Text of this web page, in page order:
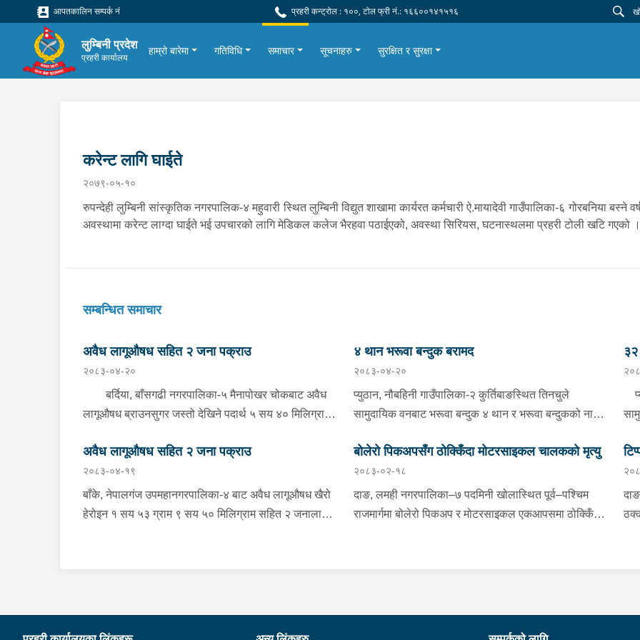
आपतकालिन सम्पर्क नं प्रहरी कन्ट्रोल : १००, टोल फ्री नं.: १६६००१४१५१६
लुम्बिनी प्रदेश
प्रहरी कार्यालय
हाम्रो बारेमा गतिविधि समाचार सूचनाहरु सुरक्षित र सुरक्षा
करेन्ट लागि घाईते
२०७९-०५-१०
रुपन्देही लुम्बिनी सांस्कृतिक नगरपालिक-४ महुवारी स्थित लुम्बिनी विद्युत शाखामा कार्यरत कर्मचारी ऐ.मायादेवी गाउँपालिका-६ गोरबनिया बस्ने
अवस्थामा करेन्ट लाग्दा घाईते भई उपचारको लागि मेडिकल कलेज भैरहवा पठाईएको, अवस्था सिरियस, घटनास्थलमा प्रहरी टोली खटि गएको ।
सम्बन्धित समाचार
अवैध लागूऔषध सहित २ जना पक्राउ
२०८३-०४-२०
बर्दिया, बाँसगढी नगरपालिका-५ मैनापोखर चोकबाट अवैध
लागूऔषध ब्राउनसुगर जस्तो देखिने पदार्थ ५ सय ४० मिलिग्राम
पक्राउ पर्नेहरूमा सोही नगरपालिका-६ बस्ने २४ वर्षीय किरण
नेपाली र ३६ वर्षीय सतिराम थारू रहेका छन् । इलाका प्रहरी
कार्यालय मोतिपुरबाट खटिएको प्रहरीले दमौलीबाट बासगढीतर्फ
आउँदै गरेको भे.५ प २०३९ नम्बरको मोटरसाइकलमा सवार
४ थान भरूवा बन्दुक बरामद
२०८३-०४-२०
प्युठान, नौबहिनी गाउँपालिका-२ कुर्तिबाङस्थित तिनचुले
सामुदायिक वनबाट भरूवा बन्दुक ४ थान र भरूवा बन्दुकको नाल
कार्यालय लुङबाहानेबाट खटिएको प्रहरीले उक्त बन्दुक फेला
पारी बरामद गरेको हो । यस सम्बन्धमा प्रहरीले आवश्यक
अनुसन्धान गरिरहेको छ ।
३२
अवैध लागूऔषध सहित २ जना पक्राउ
२०८३-०४-१९
बाँके, नेपालगंज उपमहानगरपालिका-४ बाट अवैध लागूऔषध खैरो
हेरोइन १ सय ५३ ग्राम ९ सय ५० मिलिग्राम सहित २ जनालाई
सहित पक्राउ गरेको हो । थप अनुसन्धानको क्रममा प्रहरीले
बोलेरो पिकअपसँग ठोक्किँदा मोटरसाइकल चालकको मृत्यु
२०८३-०२-१८
दाङ, लमही नगरपालिका–७ पदमिनी खोलास्थित पूर्व–पश्चिम
राजमार्गमा बोलेरो पिकअप र मोटरसाइकल एकआपसमा ठोक्किँदा
वर्षीय खिम तिमिल्सिना गम्भीर घाइते भएका थिए।घाइते